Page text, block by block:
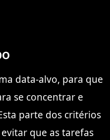
data-alvo, para que
se concentrar e
parte dos critérios
que as tarefas